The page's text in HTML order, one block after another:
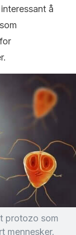
å
protozo som
mennesker.